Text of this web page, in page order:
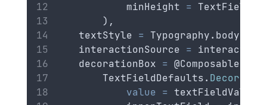
            minHeight
=
        ),
    textStyle
=
    interactionSource
=
    decorationBox
= @Composable
        TextFieldDefaults.
value = textFieldValue,